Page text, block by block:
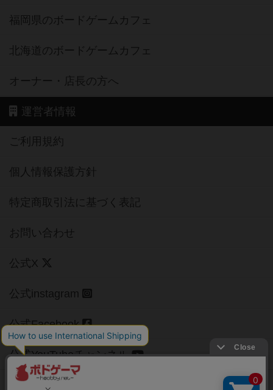
福岡県のボードゲームカフェ
北海道のボードゲームカフェ
オーナー・店長の方へ
運営者情報
ご利用規約
個人情報保護方針
特定商取引法に基づく表記
お問い合わせ
公式X
公式instagram
公式Facebook
公式YouTubeチャンネル